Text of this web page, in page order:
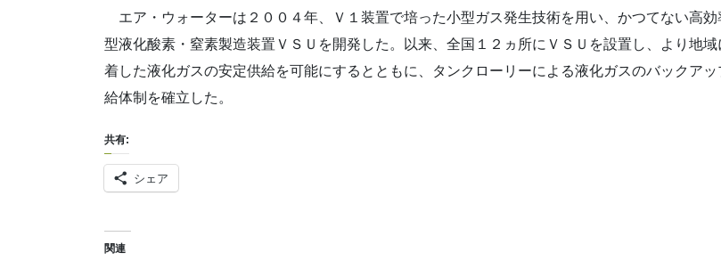
エア・ウォーターは２００４年、Ｖ１装置で培った小型ガス発生技術を用い、かつてない高効
型液化酸素・窒素製造装置ＶＳＵを開発した。以来、全国１２ヵ所にＶＳＵを設置し、より地域
着した液化ガスの安定供給を可能にするとともに、タンクローリーによる液化ガスのバックアッ
給体制を確立した。
共有:
シェア
関連